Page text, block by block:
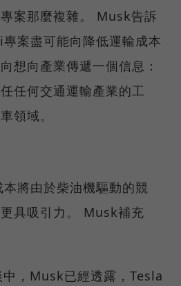
案那麼複雜。 Musk告訴
案盡可能向降低運輸成本
想向產業傳遞一個信息：
任何交通運輸產業的工
領域。
將由於柴油機驅動的競
具吸引力。 Musk補充
，Musk已經透露，Tesla